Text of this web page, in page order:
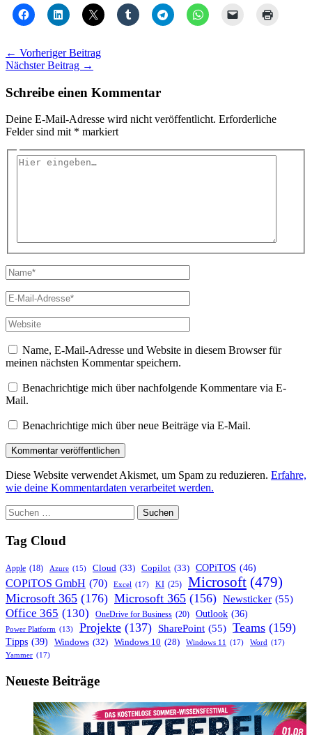
← Vorheriger Beitrag
Nächster Beitrag →
Schreibe einen Kommentar
Deine E-Mail-Adresse wird nicht veröffentlicht. Erforderliche
Felder sind mit * markiert
Hier
Name*
E-
Mail-
Adresse*
Website
Name, E-Mail-Adresse und Website in diesem Browser für
meinen nächsten Kommentar speichern.
Benachrichtige mich über nachfolgende Kommentare via E-
Mail.
Benachrichtige mich über neue Beiträge via E-Mail.
Diese Website verwendet Akismet, um Spam zu reduzieren. Erfahre,
wie deine Kommentardaten verarbeitet werden.
Suchen
nach:
Tag Cloud
Apple (18) Azure (15) Cloud (33) Copilot (33) COPiTOS (46)
COPiTOS GmbH (70) Excel (17) KI (25) Microsoft (479)
Microsoft 365 (176) Microsoft 365 (156) Newsticker (55)
Office 365 (130) OneDrive for Business (20) Outlook (36)
Power Platform (13) Projekte (137) SharePoint (55) Teams (159)
Tipps (39) Windows (32) Windows 10 (28) Windows 11 (17) Word (17)
Yammer (17)
Neueste Beiträge